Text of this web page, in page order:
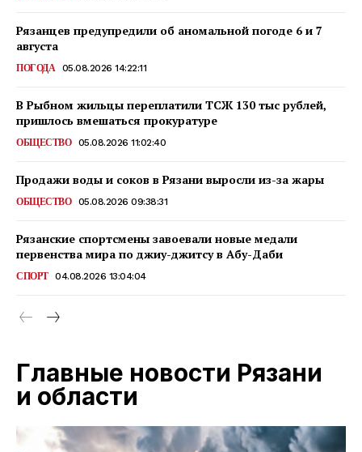
Рязанцев предупредили об аномальной погоде 6 и 7
августа
ПОГОДА 05.08.2026 14:22:11
В Рыбном жильцы переплатили ТСЖ 130 тыс рублей,
пришлось вмешаться прокуратуре
ОБЩЕСТВО 05.08.2026 11:02:40
Продажи воды и соков в Рязани выросли из-за жары
ОБЩЕСТВО 05.08.2026 09:38:31
Рязанские спортсмены завоевали новые медали
первенства мира по джиу-джитсу в Абу-Даби
СПОРТ 04.08.2026 13:04:04
Главные новости Рязани
и области